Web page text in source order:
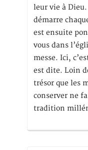
leur vie à
démarre
est ensuite
vous dans
messe. Ici,
est dite. Loin
trésor que les
conserver ne
tradition